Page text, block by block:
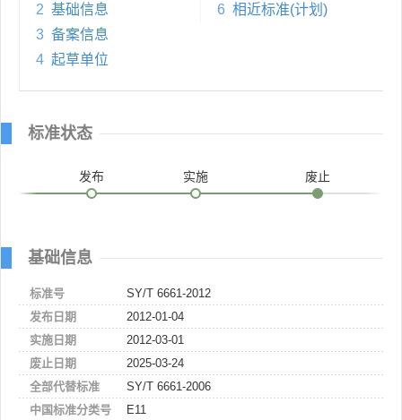
2 基础信息
3 备案信息
4 起草单位
6 相近标准(计划)
标准状态
发布 实施 废止
基础信息
标准号
SY/T 6661-2012
发布日期
2012-01-04
实施日期
2012-03-01
废止日期
2025-03-24
全部代替标准
SY/T 6661-2006
中国标准分类号
E11